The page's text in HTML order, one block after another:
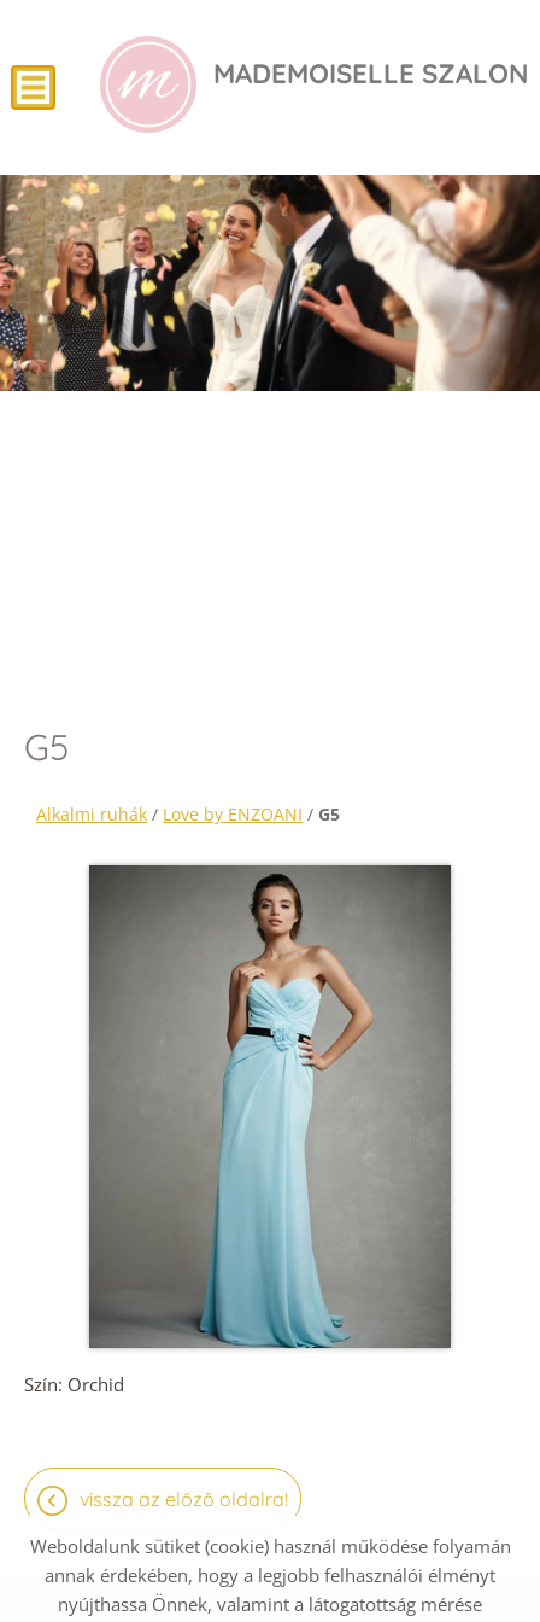
MADEMOISELLE SZALON
G5
Alkalmi ruhák / Love by ENZOANI / G5
Szín: Orchid
vissza az előző oldalra!
Weboldalunk sütiket (cookie) használ működése folyamán
annak érdekében, hogy a legjobb felhasználói élményt
nyújthassa Önnek, valamint a látogatottság mérése